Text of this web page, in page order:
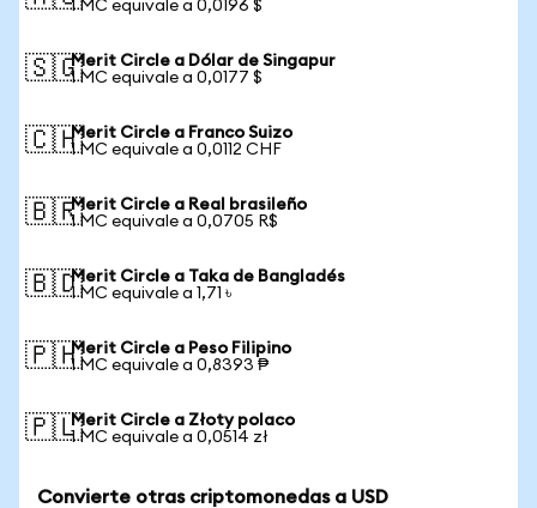
1 MC equivale a 0,0196 $
🇸🇬Merit Circle a Dólar de Singapur
1 MC equivale a 0,0177 $
🇨🇭Merit Circle a Franco Suizo
1 MC equivale a 0,0112 CHF
🇧🇷Merit Circle a Real brasileño
1 MC equivale a 0,0705 R$
🇧🇩Merit Circle a Taka de Bangladés
1 MC equivale a 1,71 ৳
🇵🇭Merit Circle a Peso Filipino
1 MC equivale a 0,8393 ₱
🇵🇱Merit Circle a Złoty polaco
1 MC equivale a 0,0514 zł
Convierte otras criptomonedas a USD